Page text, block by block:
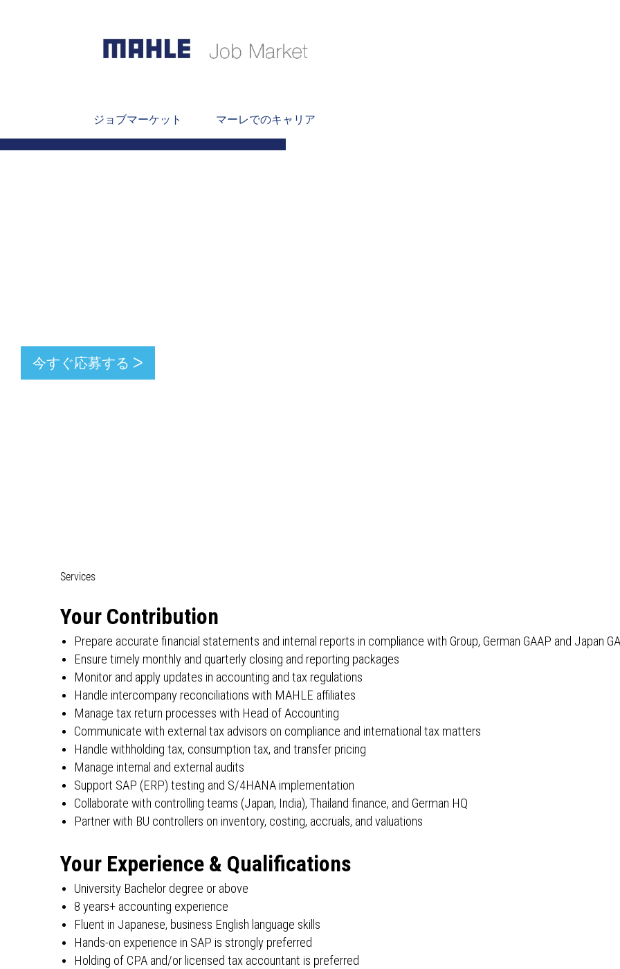
ジョブマーケット マーレでのキャリア
今すぐ応募する ᐳ
Senior Accountant
Services
Your Contribution
Prepare accurate financial statements and internal reports in compliance with Group, German GAAP and Japan
Ensure timely monthly and quarterly closing and reporting packages
Monitor and apply updates in accounting and tax regulations
Handle intercompany reconciliations with MAHLE affiliates
Manage tax return processes with Head of Accounting
Communicate with external tax advisors on compliance and international tax matters
Handle withholding tax, consumption tax, and transfer pricing
Manage internal and external audits
Support SAP (ERP) testing and S/4HANA implementation
Collaborate with controlling teams (Japan, India), Thailand finance, and German HQ
Partner with BU controllers on inventory, costing, accruals, and valuations
Your Experience & Qualifications
University Bachelor degree or above
8 years+ accounting experience
Fluent in Japanese, business English language skills
Hands-on experience in SAP is strongly preferred
Holding of CPA and/or licensed tax accountant is preferred